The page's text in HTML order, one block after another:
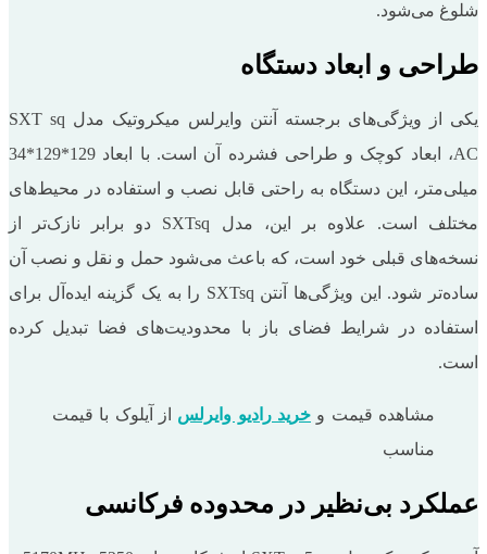
شلوغ می‌شود.
طراحی و ابعاد دستگاه
یکی از ویژگی‌های برجسته آنتن وایرلس میکروتیک مدل SXT sq
AC، ابعاد کوچک و طراحی فشرده آن است. با ابعاد 129*129*34
میلی‌متر، این دستگاه به راحتی قابل نصب و استفاده در محیط‌های
مختلف است. علاوه بر این، مدل SXTsq دو برابر نازک‌تر از
نسخه‌های قبلی خود است، که باعث می‌شود حمل و نقل و نصب آن
ساده‌تر شود. این ویژگی‌ها آنتن SXTsq را به یک گزینه ایده‌آل برای
استفاده در شرایط فضای باز با محدودیت‌های فضا تبدیل کرده
است.
مشاهده قیمت و خرید رادیو وایرلس از آیلوک با قیمت
مناسب
عملکرد بی‌نظیر در محدوده فرکانسی